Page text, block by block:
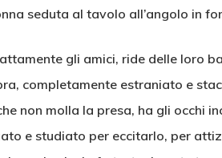
seduta al tavolo all’angolo in
gli amici, ride delle loro
completamente estraniato e
non molla la presa, ha gli occhi
e studiato per eccitarlo, per